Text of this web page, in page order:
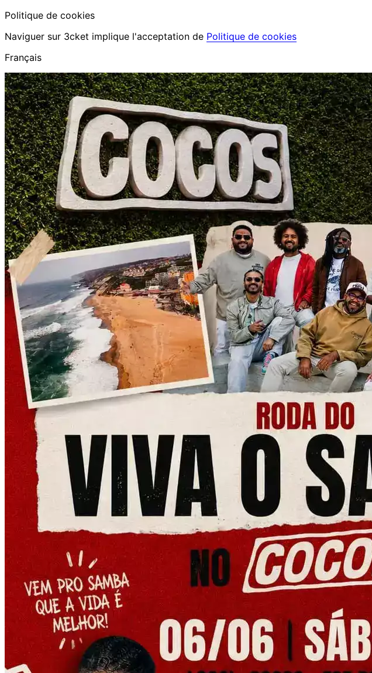
Politique de cookies
Naviguer sur 3cket implique l'acceptation de Politique de cookies
Français